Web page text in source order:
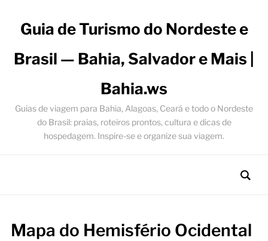
Guia de Turismo do Nordeste e
Brasil — Bahia, Salvador e Mais |
Bahia.ws
Guias de viagem para Bahia, Alagoas, Ceará e todo o Nordeste
do Brasil: praias, roteiros prontos, cultura e dicas de
hospedagem. Inspire-se e organize sua viagem.
Mapa do Hemisfério Ocidental